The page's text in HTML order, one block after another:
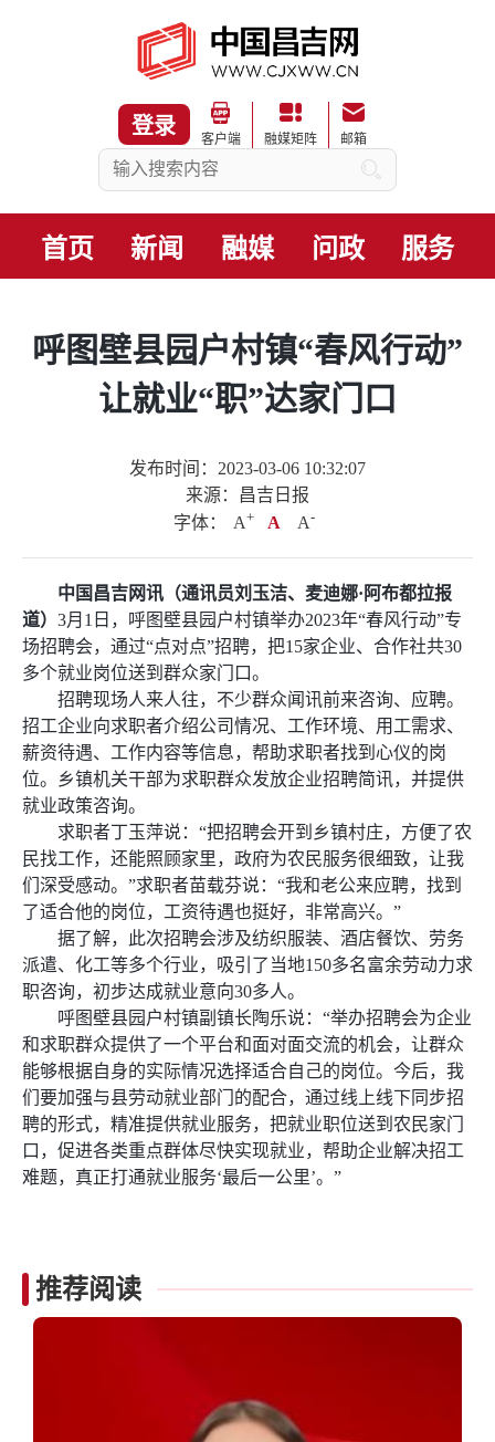
登录
客户端 融媒矩阵 邮箱
首页 新闻 融媒 问政 服务
呼图壁县园户村镇“春风行动”
让就业“职”达家门口
发布时间：2023-03-06 10:32:07
来源：昌吉日报
字体：
A+ A A-
中国昌吉网讯（通讯员刘玉洁、麦迪娜·阿布都拉报
道） 3月1日，呼图壁县园户村镇举办2023年“春风行动”专
场招聘会，通过“点对点”招聘，把15家企业、合作社共30
多个就业岗位送到群众家门口。
招聘现场人来人往，不少群众闻讯前来咨询、应聘。
招工企业向求职者介绍公司情况、工作环境、用工需求、
薪资待遇、工作内容等信息，帮助求职者找到心仪的岗
位。乡镇机关干部为求职群众发放企业招聘简讯，并提供
就业政策咨询。
求职者丁玉萍说：“把招聘会开到乡镇村庄，方便了农
民找工作，还能照顾家里，政府为农民服务很细致，让我
们深受感动。”求职者苗载芬说：“我和老公来应聘，找到
了适合他的岗位，工资待遇也挺好，非常高兴。”
据了解，此次招聘会涉及纺织服装、酒店餐饮、劳务
派遣、化工等多个行业，吸引了当地150多名富余劳动力求
职咨询，初步达成就业意向30多人。
呼图壁县园户村镇副镇长陶乐说：“举办招聘会为企业
和求职群众提供了一个平台和面对面交流的机会，让群众
能够根据自身的实际情况选择适合自己的岗位。今后，我
们要加强与县劳动就业部门的配合，通过线上线下同步招
聘的形式，精准提供就业服务，把就业职位送到农民家门
口，促进各类重点群体尽快实现就业，帮助企业解决招工
难题，真正打通就业服务‘最后一公里’。”
推荐阅读